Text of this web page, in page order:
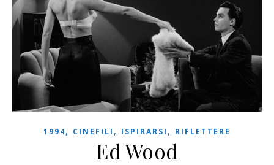
1994, CINEFILI , ISPIRARSI , RIFLETTERE
Ed Wood